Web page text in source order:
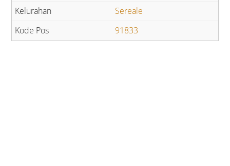
Sereale
91833